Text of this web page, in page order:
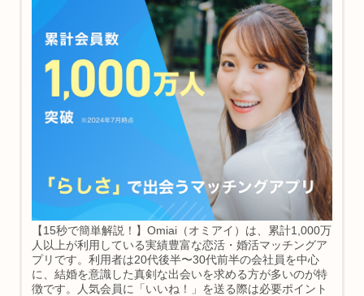
【15秒で簡単解説！】Omiai（オミアイ）は、累計1,000万
人以上が利用している実績豊富な恋活・婚活マッチングア
プリです。利用者は20代後半〜30代前半の会社員を中心
に、結婚を意識した真剣な出会いを求める方が多いのが特
徴です。人気会員に「いいね！」を送る際は必要ポイント